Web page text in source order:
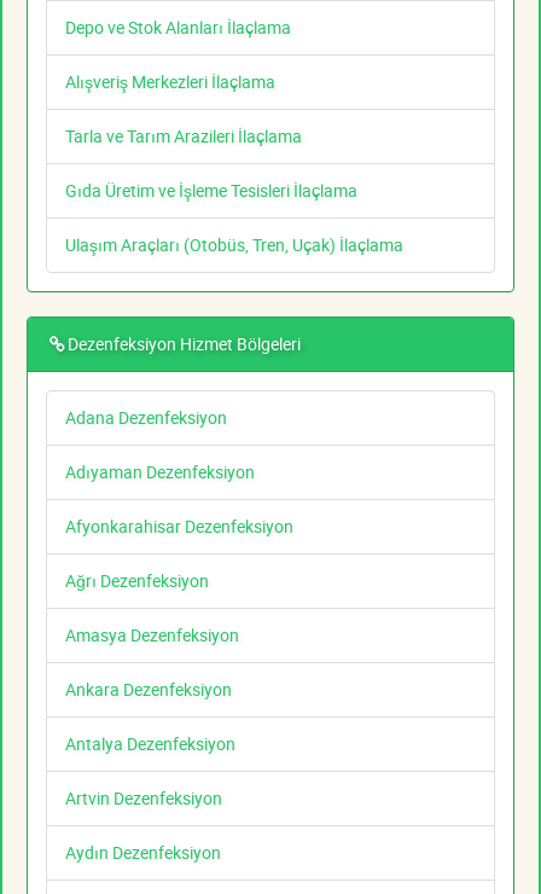
Depo ve Stok Alanları İlaçlama
Alışveriş Merkezleri İlaçlama
Tarla ve Tarım Arazileri İlaçlama
Gıda Üretim ve İşleme Tesisleri İlaçlama
Ulaşım Araçları (Otobüs, Tren, Uçak) İlaçlama
Dezenfeksiyon Hizmet Bölgeleri
Adana Dezenfeksiyon
Adıyaman Dezenfeksiyon
Afyonkarahisar Dezenfeksiyon
Ağrı Dezenfeksiyon
Amasya Dezenfeksiyon
Ankara Dezenfeksiyon
Antalya Dezenfeksiyon
Artvin Dezenfeksiyon
Aydın Dezenfeksiyon